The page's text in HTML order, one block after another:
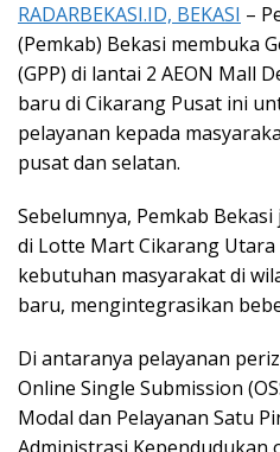
RADARBEKASI.ID, BEKASI –
(Pemkab) Bekasi membuka
(GPP) di lantai 2 AEON Mall
baru di Cikarang Pusat ini
pelayanan kepada
pusat dan selatan.
Sebelumnya, Pemkab
di Lotte Mart Cikarang
kebutuhan masyarakat di
baru, mengintegrasikan
Di antaranya pelayanan
Online Single Submission
Modal dan Pelayanan Satu